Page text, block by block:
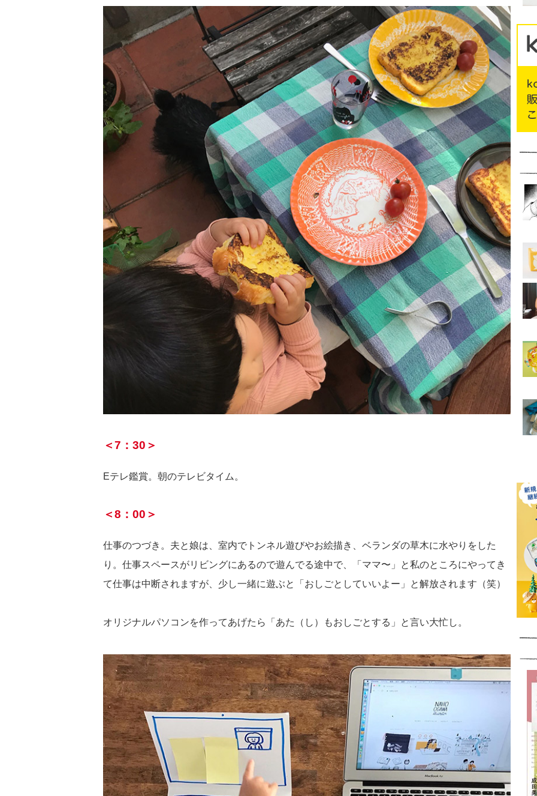
＜7：30＞
Eテレ鑑賞。朝のテレビタイム。
＜8：00＞
仕事のつづき。夫と娘は、室内でトンネル遊びやお絵描き、ベランダの草木に水やりをした
り。仕事スペースがリビングにあるので遊んでる途中で、「ママ〜」と私のところにやってき
て仕事は中断されますが、少し一緒に遊ぶと「おしごとしていいよー」と解放されます（笑）
オリジナルパソコンを作ってあげたら「あた（し）もおしごとする」と言い大忙し。